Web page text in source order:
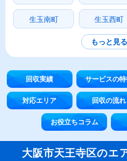
生玉南町 生玉西町
もっと見る
回収実績 サービスの
対応エリア 回収の流れ
お役立ちコラム
大阪市天王寺区のエ